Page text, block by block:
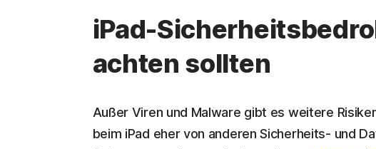
iPad-
achten sollten
Außer Viren und Malware gibt es weitere
beim iPad eher von anderen Sicherheits- und